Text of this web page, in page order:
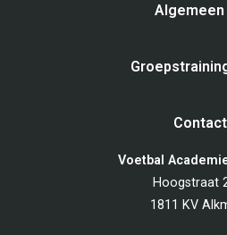
Algemeen
Contact
Voetbal
Hoogstraat
1811 KV